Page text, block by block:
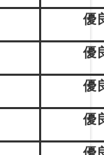
優
優
優
優